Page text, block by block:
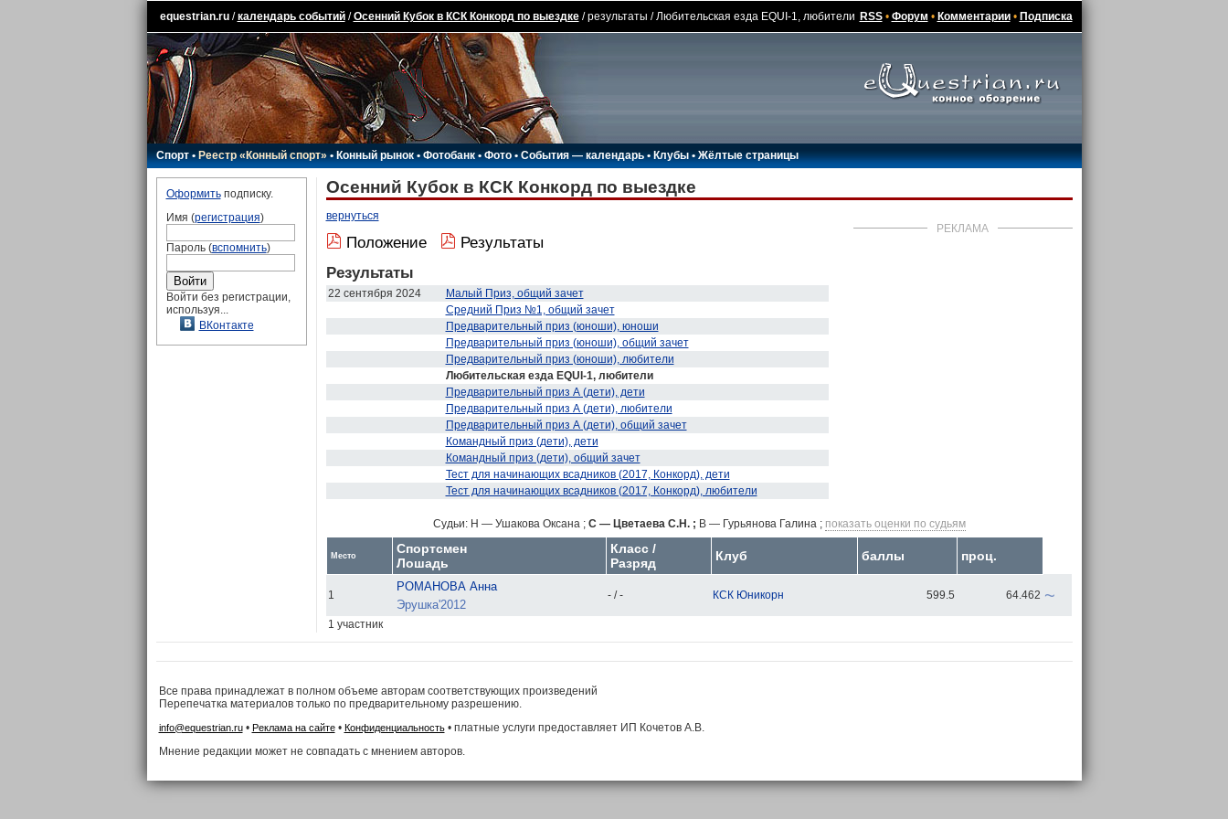
equestrian.ru/календарь событий/Осенний Кубок в КСК Конкорд по выездке/ результаты / Любительская езда EQUI-1, любители RSS• Форум • Комментарии• Подписка
Спорт•Реестр «Конный спорт»•Конный рынок•Фотобанк •Фото•События — календарь•Клубы •Жёлтые страницы
Оформитьподписку.
Имя (регистрация)
Пароль (вспомнить)
Войти без регистрации,
используя...
ВКонтакте
Осенний Кубок в КСК Конкорд по выездке
вернуться
РЕКЛАМА
Положение Результаты
Результаты
22 сентября 2024
Малый Приз, общий зачет
Средний Приз №1, общий зачет
Предварительный приз (юноши), юноши
Предварительный приз (юноши), общий зачет
Предварительный приз (юноши), любители
Любительская езда EQUI-1, любители
Предварительный приз А (дети), дети
Предварительный приз А (дети), любители
Предварительный приз А (дети), общий зачет
Командный приз (дети), дети
Командный приз (дети), общий зачет
Тест для начинающих всадников (2017, Конкорд), дети
Тест для начинающих всадников (2017, Конкорд), любители
Судьи: H — Ушакова Оксана ; C — Цветаева С.Н. ; B — Гурьянова Галина ; показать оценки по судьям
Место
Спортсмен
Лошадь
Класс /
Разряд
Клуб баллы проц.
1
РОМАНОВА Анна
Эрушка'2012
- / - КСК Юникорн 599.5 64.462 ~
1 участник
Все права принадлежат в полном объеме авторам соответствующих произведений
Перепечатка материалов только по предварительному разрешению.
info@equestrian.ru• Реклама на сайте• Конфиденциальность• платные услуги предоставляет ИП Кочетов А.В.
Мнение редакции может не совпадать с мнением авторов.